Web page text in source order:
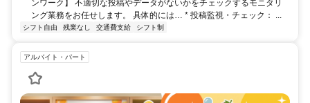
ンワーク】 不適切な投稿やデータがないかをチェックするモニタリ
ング業務をお任せします。 具体的には… * 投稿監視・チェック： ...
シフト自由 残業なし 交通費支給 シフト制
アルバイト・パート